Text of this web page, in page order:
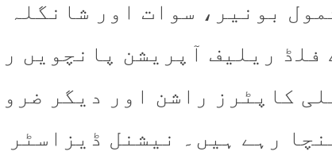
بونیر، سوات اور
فلڈ ریلیف آپریشن پانچویں
کاپٹرز راشن اور دیگر
رہے ہیں۔ نیشنل